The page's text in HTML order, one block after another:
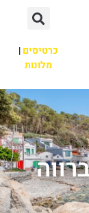
כרטיסים|
מלונות